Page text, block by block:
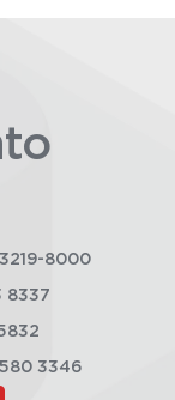
8000
8337
3346